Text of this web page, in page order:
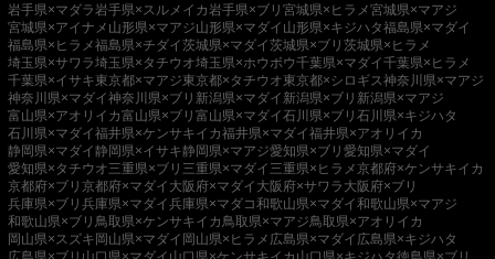
岩手県×マダラ 岩手県×スルメイカ 岩手県×ブリ 宮城県×ヒラメ宮城県×マアジ
宮城県×アイナメ 山形県×マアジ山形県×マダイ 山形県×キジハタ福島県×マダイ
福島県×ヒラメ福島県×チダイ茨城県×マダイ茨城県×ブリ 茨城県×ヒラメ
埼玉県×サワラ埼玉県×タチウオ埼玉県×ホウボウ千葉県×マダイ千葉県×ヒラメ
千葉県×イサキ東京都×マアジ東京都×タチウオ東京都×シロギス神奈川県×マアジ
神奈川県×マダイ神奈川県×ブリ 新潟県×マダイ 新潟県×ブリ 新潟県×マアジ
富山県×アオリイカ富山県×ブリ 富山県×マダイ石川県×ブリ 石川県×キジハタ
石川県×マダイ福井県×ケンサキイカ福井県×マダイ福井県×アオリイカ
静岡県×マダイ静岡県×イサキ静岡県×マアジ愛知県×ブリ 愛知県×マダイ
愛知県×タチウオ三重県×ブリ 三重県×マダイ 三重県×ヒラメ京都府×ケンサキイカ
京都府×ブリ 京都府×マダイ 大阪府×マダイ 大阪府×サワラ 大阪府×ブリ
兵庫県×ブリ 兵庫県×マダイ兵庫県×マダコ和歌山県×マダイ和歌山県×マアジ
和歌山県×ブリ 鳥取県×ケンサキイカ 鳥取県×マアジ鳥取県×アオリイカ
岡山県×スズキ岡山県×マダイ 岡山県×ヒラメ 広島県×マダイ 広島県×キジハタ